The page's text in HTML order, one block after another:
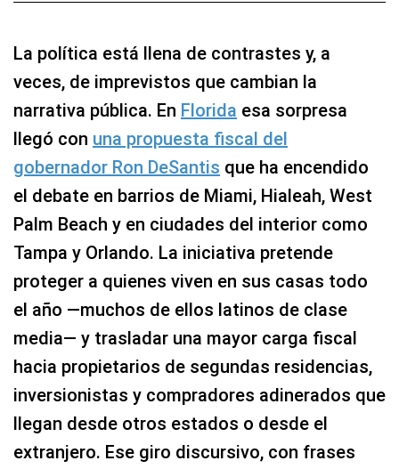
La política está llena de contrastes y, a
veces, de imprevistos que cambian la
narrativa pública. En Florida esa sorpresa
llegó con una propuesta fiscal del
gobernador Ron DeSantis que ha encendido
el debate en barrios de Miami, Hialeah, West
Palm Beach y en ciudades del interior como
Tampa y Orlando. La iniciativa pretende
proteger a quienes viven en sus casas todo
el año —muchos de ellos latinos de clase
media— y trasladar una mayor carga fiscal
hacia propietarios de segundas residencias,
inversionistas y compradores adinerados que
llegan desde otros estados o desde el
extranjero. Ese giro discursivo, con frases